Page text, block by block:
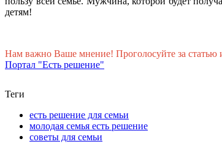
детям!
Нам важно Ваше мнение! Проголосуйте за статью
Портал "Есть решение"
Теги
есть решение для семьи
молодая семья есть решение
советы для семьи